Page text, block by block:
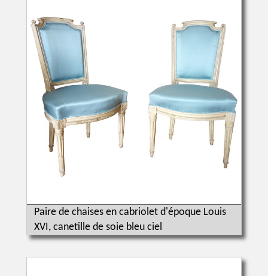
Paire de chaises en cabriolet d'époque Louis
XVI, canetille de soie bleu ciel